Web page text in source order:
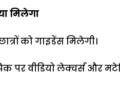
मिलेगा
छात्रों को गाइडेंस मिलेगी।
पर वीडियो लेक्चर्स और